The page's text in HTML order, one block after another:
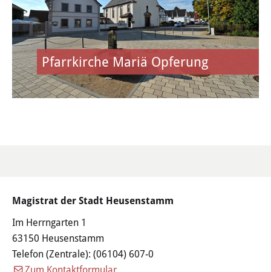
Pfarrkirche Mariä Opferung
Magistrat der Stadt Heusenstamm
Im Herrngarten 1
63150 Heusenstamm
Telefon (Zentrale): (06104) 607-0
Zum Kontaktformular
Heusenstammer Sommer
Sport & Freizeit
Schwimmbad
Kulturangebote
Musikschule & Volkshochschule